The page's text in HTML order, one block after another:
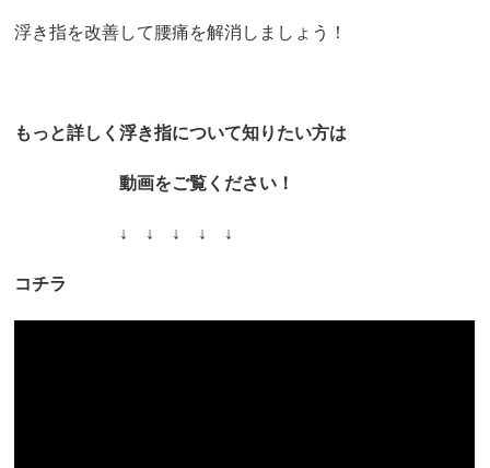
浮き指を改善して腰痛を解消しましょう！
もっと詳しく浮き指について知りたい方は
動画をご覧ください！
↓ ↓ ↓ ↓ ↓
コチラ